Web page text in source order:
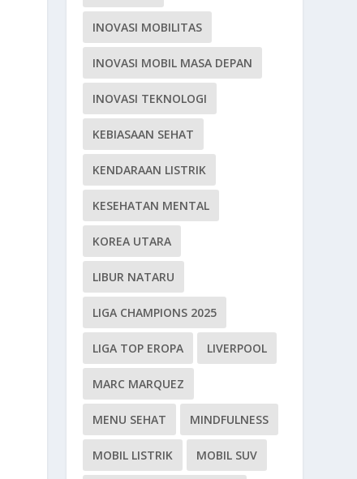
INOVASI MOBILITAS
INOVASI MOBIL MASA DEPAN
INOVASI TEKNOLOGI
KEBIASAAN SEHAT
KENDARAAN LISTRIK
KESEHATAN MENTAL
KOREA UTARA
LIBUR NATARU
LIGA CHAMPIONS 2025
LIGA TOP EROPA LIVERPOOL
MARC MARQUEZ
MENU SEHAT MINDFULNESS
MOBIL LISTRIK MOBIL SUV